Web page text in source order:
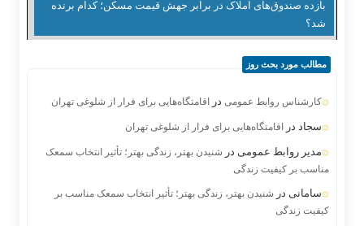
بازده صندوق‌های املاک در برابر جهش قیمت مسکن؛ کدام برنده
شد؟
مطالب مورد بحث روز
کارشناس روابط عمومی در اقامتگاه‌هایی برای فرار از شلوغی تهران
سجاد در اقامتگاه‌هایی برای فرار از شلوغی تهران
مدیر روابط عمومی در شنیدن بهتر، زندگی بهتر؛ تأثیر انتخاب سمعک
مناسب بر کیفیت زندگی
سامانی در شنیدن بهتر، زندگی بهتر؛ تأثیر انتخاب سمعک مناسب بر
کیفیت زندگی